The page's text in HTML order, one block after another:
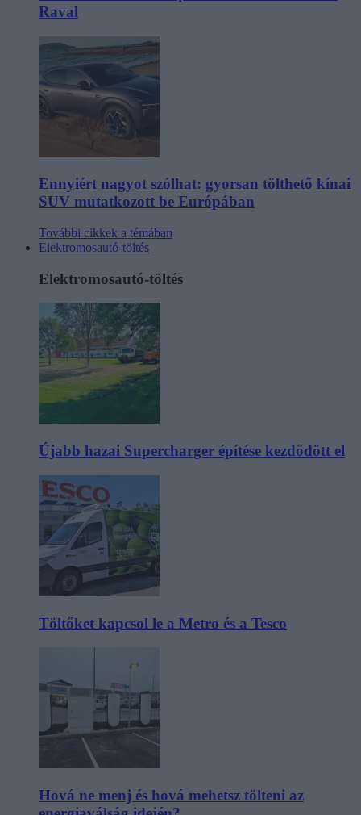
Raval
Ennyiért nagyot szólhat: gyorsan tölthető kínai
SUV mutatkozott be Európában
További cikkek a témában
Elektromosautó-töltés
Elektromosautó-töltés
Újabb hazai Supercharger építése kezdődött el
Töltőket kapcsol le a Metro és a Tesco
Hová ne menj és hová mehetsz tölteni az